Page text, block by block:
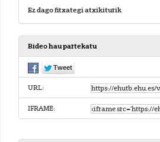
Ez dago fitxategi atxikiturik
Bideo hau partekatu
URL:
IFRAME: